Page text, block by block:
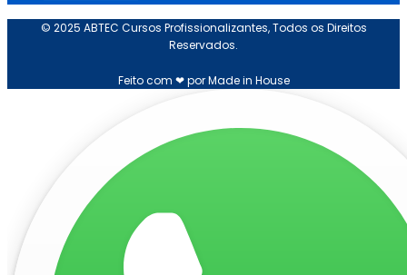
© 2025 ABTEC Cursos Profissionalizantes, Todos os Direitos
Reservados.
Feito com ❤ por Made in House